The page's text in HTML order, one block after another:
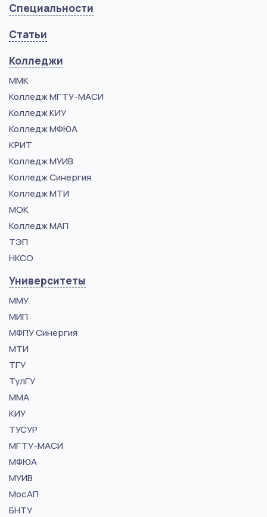
Специальности
Статьи
Колледжи
ММК
Колледж МГТУ-МАСИ
Колледж КИУ
Колледж МФЮА
КРИТ
Колледж МУИВ
Колледж Синергия
Колледж МТИ
МОК
Колледж МАП
ТЭП
НКСО
Университеты
ММУ
МИП
МФПУ Синергия
МТИ
ТГУ
ТулГУ
ММА
КИУ
ТУСУР
МГТУ-МАСИ
МФЮА
МУИВ
МосАП
БНТУ